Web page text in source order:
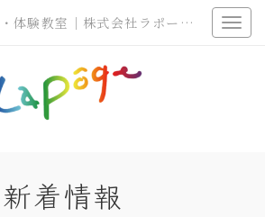
着物仕立・機械開発・体験教室｜株式会社ラポージェ
新着情報